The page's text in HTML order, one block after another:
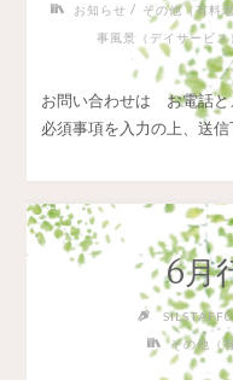
お知らせ / その他（有料
事風景（デイサービス
お問い合わせは お電話と
必須事項を入力の上、送
6月
その他（